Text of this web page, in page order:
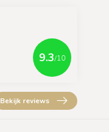
9.3/10
Bekijk reviews